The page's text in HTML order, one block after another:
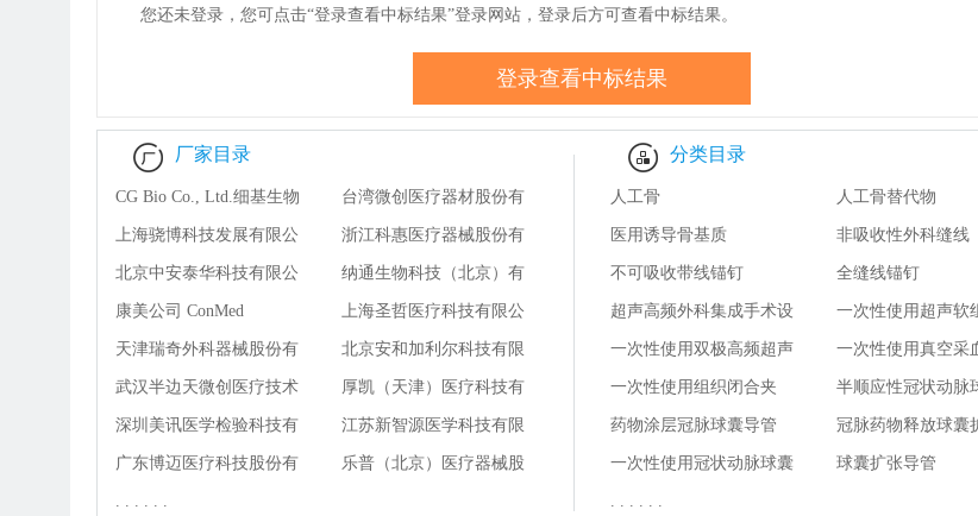
您还未登录，您可点击“登录查看中标结果”登录网站，登录后方可查看中标结果。
登录查看中标结果
厂家目录
CG Bio Co., Ltd.细基生物
株式会社
台湾微创医疗器材股份有
限公司
上海骁博科技发展有限公
司
浙江科惠医疗器械股份有
限公司
北京中安泰华科技有限公
司
纳通生物科技（北京）有
限公司
康美公司 ConMed
Corporation
上海圣哲医疗科技有限公
司
天津瑞奇外科器械股份有
限公司
北京安和加利尔科技有限
公司
武汉半边天微创医疗技术
有限公司
厚凯（天津）医疗科技有
限公司
深圳美讯医学检验科技有
限公司
江苏新智源医学科技有限
公司
广东博迈医疗科技股份有
限公司
乐普（北京）医疗器械股
. . . . . .
分类目录
人工骨 人工骨替代物
医用诱导骨基质 非吸收性外科缝线
不可吸收带线锚钉 全缝线锚钉
超声高频外科集成手术设
备
一次性使用超声软
术刀头
一次性使用双极高频超声
双输出手术器械-刀头
一次性使用真空采
一次性使用组织闭合夹 半顺应性冠状动脉
张导管
药物涂层冠脉球囊导管 冠脉药物释放球囊
管
一次性使用冠状动脉球囊
扩张导管
球囊扩张导管
. . . . . .